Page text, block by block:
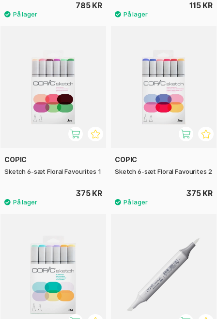
785 KR 115 KR
COPIC
Sketch 6-sæt Floral Favourites 1
375 KR
COPIC
Sketch 6-sæt Floral Favourites 2
375 KR